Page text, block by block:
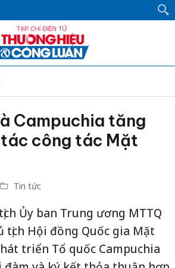
Campuchia tăng
công tác Mặt
Tin tức
Ủy ban Trung ương MTTQ
tịch Hội đồng Quốc gia Mặt
triển Tổ quốc Campuchia